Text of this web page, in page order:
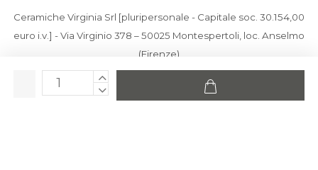
Ceramiche Virginia Srl [pluripersonale - Capitale soc. 30.154,00
euro i.v.] - Via Virginio 378 – 50025 Montespertoli, loc. Anselmo
(Firenze)
C.F. e P.IVA: IT00436100481 - REA: FI-227733 - PEC:
ceramichevirginia@pec.it